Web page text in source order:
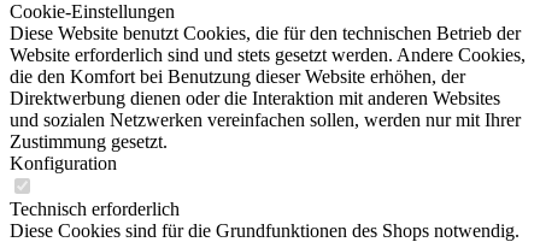
Cookie-Einstellungen
Diese Website benutzt Cookies, die für den technischen Betrieb der
Website erforderlich sind und stets gesetzt werden. Andere Cookies,
die den Komfort bei Benutzung dieser Website erhöhen, der
Direktwerbung dienen oder die Interaktion mit anderen Websites
und sozialen Netzwerken vereinfachen sollen, werden nur mit Ihrer
Zustimmung gesetzt.
Konfiguration
Technisch erforderlich
Diese Cookies sind für die Grundfunktionen des Shops notwendig.